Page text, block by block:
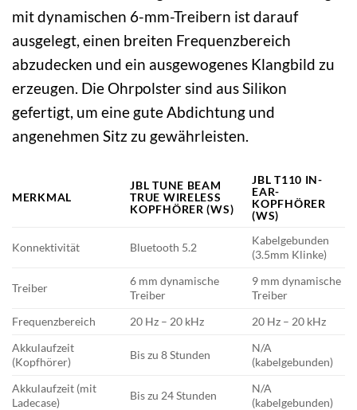
mit dynamischen 6-mm-Treibern ist darauf
ausgelegt, einen breiten Frequenzbereich
abzudecken und ein ausgewogenes Klangbild zu
erzeugen. Die Ohrpolster sind aus Silikon
gefertigt, um eine gute Abdichtung und
angenehmen Sitz zu gewährleisten.
MERKMAL
JBL TUNE BEAM
TRUE WIRELESS
KOPFHÖRER (WS)
JBL T110 IN-
EAR-
KOPFHÖRER
(WS)
Konnektivität Bluetooth 5.2
Kabelgebunden
(3.5mm Klinke)
Treiber
6 mm dynamische
Treiber
9 mm dynamische
Treiber
Frequenzbereich
20 Hz – 20 kHz
20 Hz – 20 kHz
Akkulaufzeit
(Kopfhörer)
Bis zu 8 Stunden
N/A
(kabelgebunden)
Akkulaufzeit (mit
Ladecase)
Bis zu 24 Stunden
N/A
(kabelgebunden)